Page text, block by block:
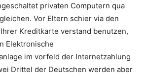
privaten Computern qua
Vor Eltern schier via den
Kreditkarte verstand benutzen,
Elektronische
im vorfeld der Internetzahlung
Drittel der Deutschen werden aber